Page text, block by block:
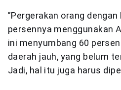
”Pergerakan orang
persennya menggunakan
ini menyumbang 60
daerah jauh, yang belum
Jadi, hal itu juga harus